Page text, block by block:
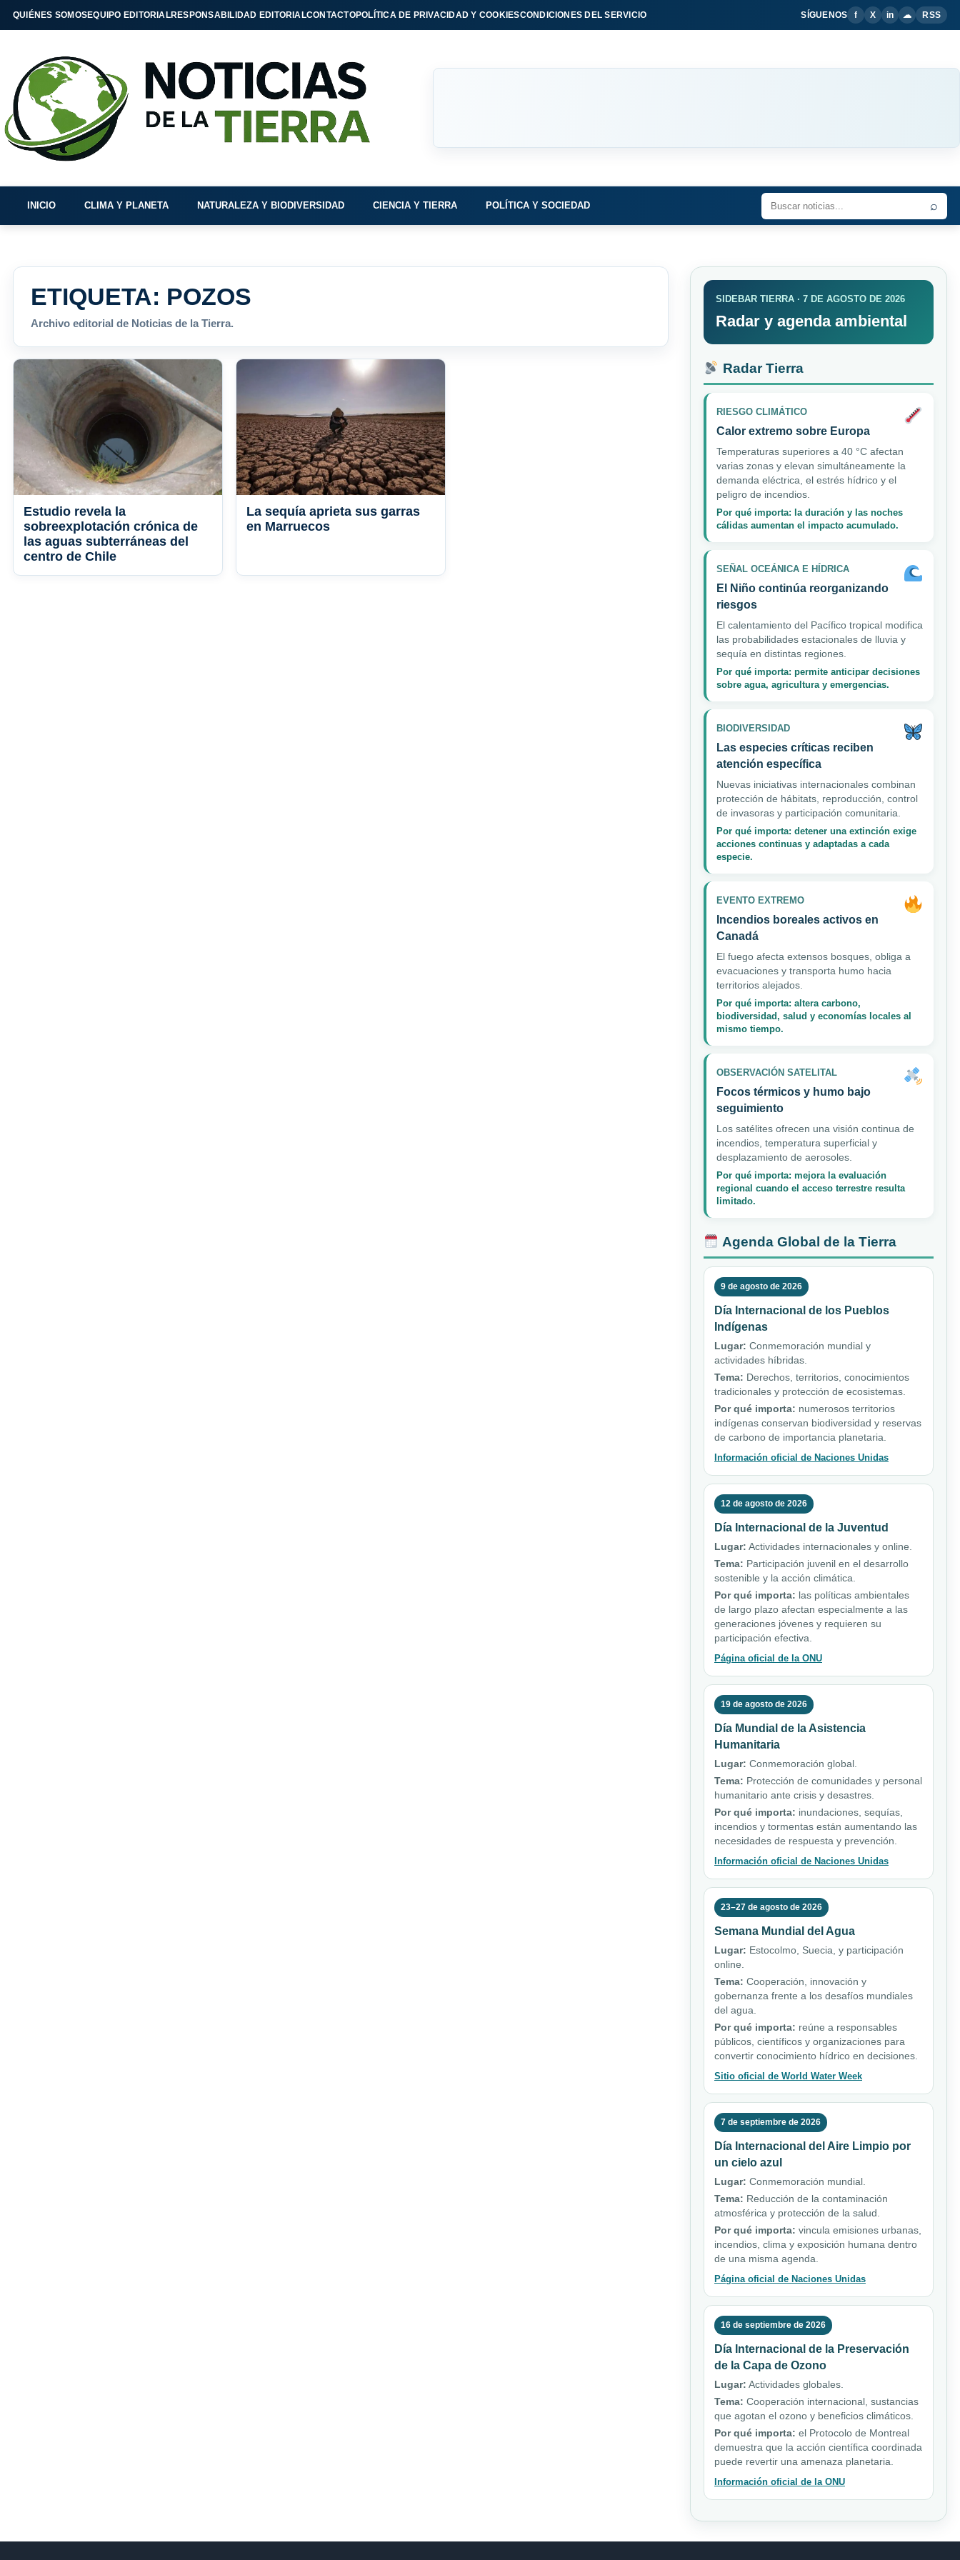
QUIÉNES SOMOSEQUIPO EDITORIALRESPONSABILIDAD EDITORIALCONTACTOPOLÍTICA DE PRIVACIDAD Y COOKIESCONDICIONES DEL SERVICIO SÍGUENOS f X in ☁ RSS
INICIO CLIMA Y PLANETA NATURALEZA Y BIODIVERSIDAD CIENCIA Y TIERRA POLÍTICA Y SOCIEDAD ⌕
ETIQUETA: POZOS
Archivo editorial de Noticias de la Tierra.
Estudio revela la
sobreexplotación crónica de
las aguas subterráneas del
centro de Chile
La sequía aprieta sus garras
en Marruecos
SIDEBAR TIERRA · 7 DE AGOSTO DE 2026
Radar y agenda ambiental
Radar Tierra
RIESGO CLIMÁTICO
Calor extremo sobre Europa
Temperaturas superiores a 40 °C afectan
varias zonas y elevan simultáneamente la
demanda eléctrica, el estrés hídrico y el
peligro de incendios.
Por qué importa: la duración y las noches
cálidas aumentan el impacto acumulado.
SEÑAL OCEÁNICA E HÍDRICA
El Niño continúa reorganizando
riesgos
El calentamiento del Pacífico tropical modifica
las probabilidades estacionales de lluvia y
sequía en distintas regiones.
Por qué importa: permite anticipar decisiones
sobre agua, agricultura y emergencias.
BIODIVERSIDAD
Las especies críticas reciben
atención específica
Nuevas iniciativas internacionales combinan
protección de hábitats, reproducción, control
de invasoras y participación comunitaria.
Por qué importa: detener una extinción exige
acciones continuas y adaptadas a cada
especie.
EVENTO EXTREMO
Incendios boreales activos en
Canadá
El fuego afecta extensos bosques, obliga a
evacuaciones y transporta humo hacia
territorios alejados.
Por qué importa: altera carbono,
biodiversidad, salud y economías locales al
mismo tiempo.
OBSERVACIÓN SATELITAL
Focos térmicos y humo bajo
seguimiento
Los satélites ofrecen una visión continua de
incendios, temperatura superficial y
desplazamiento de aerosoles.
Por qué importa: mejora la evaluación
regional cuando el acceso terrestre resulta
limitado.
Agenda Global de la Tierra
9 de agosto de 2026
Día Internacional de los Pueblos
Indígenas
Lugar: Conmemoración mundial y
actividades híbridas.
Tema: Derechos, territorios, conocimientos
tradicionales y protección de ecosistemas.
Por qué importa: numerosos territorios
indígenas conservan biodiversidad y reservas
de carbono de importancia planetaria.
Información oficial de Naciones Unidas
12 de agosto de 2026
Día Internacional de la Juventud
Lugar: Actividades internacionales y online.
Tema: Participación juvenil en el desarrollo
sostenible y la acción climática.
Por qué importa: las políticas ambientales
de largo plazo afectan especialmente a las
generaciones jóvenes y requieren su
participación efectiva.
Página oficial de la ONU
19 de agosto de 2026
Día Mundial de la Asistencia
Humanitaria
Lugar: Conmemoración global.
Tema: Protección de comunidades y personal
humanitario ante crisis y desastres.
Por qué importa: inundaciones, sequías,
incendios y tormentas están aumentando las
necesidades de respuesta y prevención.
Información oficial de Naciones Unidas
23–27 de agosto de 2026
Semana Mundial del Agua
Lugar: Estocolmo, Suecia, y participación
online.
Tema: Cooperación, innovación y
gobernanza frente a los desafíos mundiales
del agua.
Por qué importa: reúne a responsables
públicos, científicos y organizaciones para
convertir conocimiento hídrico en decisiones.
Sitio oficial de World Water Week
7 de septiembre de 2026
Día Internacional del Aire Limpio por
un cielo azul
Lugar: Conmemoración mundial.
Tema: Reducción de la contaminación
atmosférica y protección de la salud.
Por qué importa: vincula emisiones urbanas,
incendios, clima y exposición humana dentro
de una misma agenda.
Página oficial de Naciones Unidas
16 de septiembre de 2026
Día Internacional de la Preservación
de la Capa de Ozono
Lugar: Actividades globales.
Tema: Cooperación internacional, sustancias
que agotan el ozono y beneficios climáticos.
Por qué importa: el Protocolo de Montreal
demuestra que la acción científica coordinada
puede revertir una amenaza planetaria.
Información oficial de la ONU